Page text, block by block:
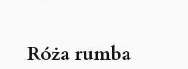
Róża rumba